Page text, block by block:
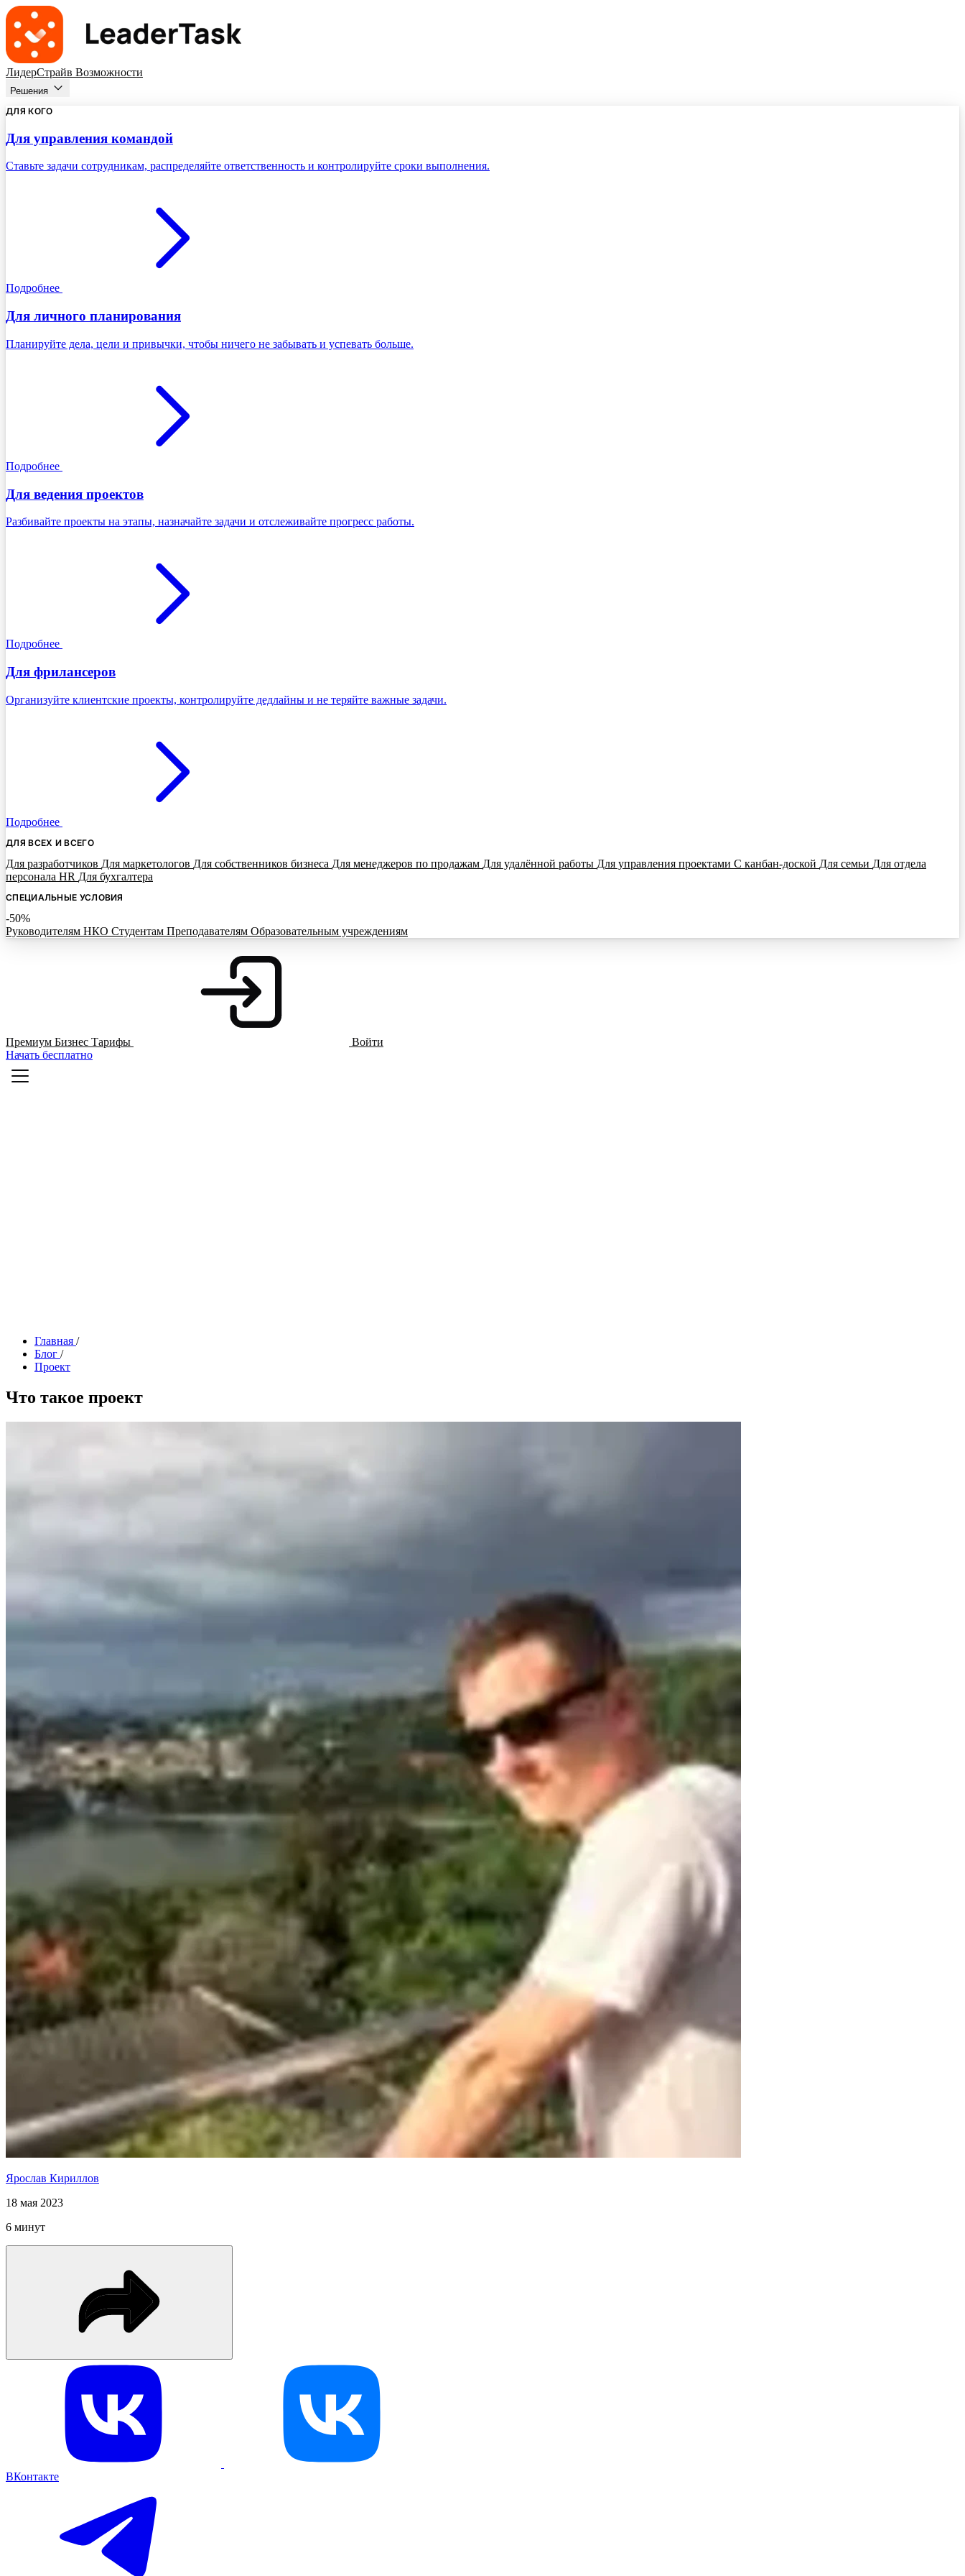
ЛидерСтрайв Возможности
Решения
ДЛЯ КОГО
Для управления командой
Ставьте задачи сотрудникам, распределяйте ответственность и контролируйте сроки выполнения.
Подробнее
Для личного планирования
Планируйте дела, цели и привычки, чтобы ничего не забывать и успевать больше.
Подробнее
Для ведения проектов
Разбивайте проекты на этапы, назначайте задачи и отслеживайте прогресс работы.
Подробнее
Для фрилансеров
Организуйте клиентские проекты, контролируйте дедлайны и не теряйте важные задачи.
Подробнее
ДЛЯ ВСЕХ И ВСЕГО
Для разработчиков Для маркетологов Для собственников бизнеса Для менеджеров по продажам Для удалённой работы Для управления проектами С канбан-доской Для семьи Для отдела
персонала HR Для бухгалтера
СПЕЦИАЛЬНЫЕ УСЛОВИЯ
-50%
Руководителям НКО Студентам Преподавателям Образовательным учреждениям
Премиум Бизнес Тарифы
Войти
Начать бесплатно
Главная /
Блог /
Проект
Что такое проект
Ярослав Кириллов
18 мая 2023
6 минут
ВКонтакте